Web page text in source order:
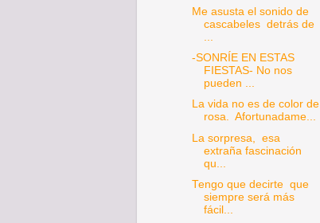
Me asusta el sonido de
cascabeles detrás de
...
-SONRÍE EN ESTAS
FIESTAS- No nos
pueden ...
La vida no es de color de
rosa. Afortunadame...
La sorpresa, esa
extraña fascinación
qu...
Tengo que decirte que
siempre será más
fácil...